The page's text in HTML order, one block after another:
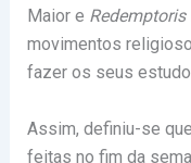
Maior e Redemptoris
movimentos
fazer os seus
Assim, definiu-se
feitas no fim da